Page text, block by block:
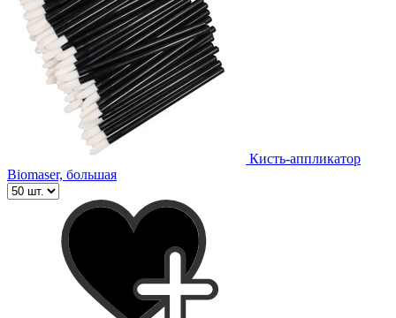
Кисть-аппликатор
Biomaser, большая